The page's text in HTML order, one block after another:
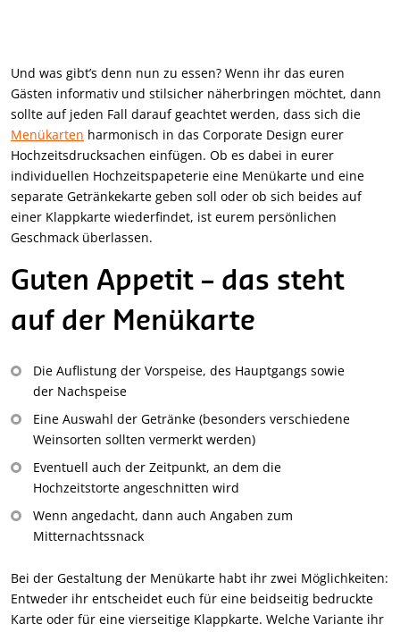
Und was gibt’s denn nun zu essen? Wenn ihr das euren
Gästen informativ und stilsicher näherbringen möchtet, dann
sollte auf jeden Fall darauf geachtet werden, dass sich die
Menükarten harmonisch in das Corporate Design eurer
Hochzeitsdrucksachen einfügen. Ob es dabei in eurer
individuellen Hochzeitspapeterie eine Menükarte und eine
separate Getränkekarte geben soll oder ob sich beides auf
einer Klappkarte wiederfindet, ist eurem persönlichen
Geschmack überlassen.
Guten Appetit – das steht
auf der Menükarte
Die Auflistung der Vorspeise, des Hauptgangs sowie
der Nachspeise
Eine Auswahl der Getränke (besonders verschiedene
Weinsorten sollten vermerkt werden)
Eventuell auch der Zeitpunkt, an dem die
Hochzeitstorte angeschnitten wird
Wenn angedacht, dann auch Angaben zum
Mitternachtssnack
Bei der Gestaltung der Menükarte habt ihr zwei Möglichkeiten:
Entweder ihr entscheidet euch für eine beidseitig bedruckte
Karte oder für eine vierseitige Klappkarte. Welche Variante ihr